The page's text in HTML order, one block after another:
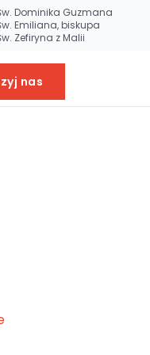
Dominika Guzmana
Emiliana, biskupa
Zefiryna z Malii
nas